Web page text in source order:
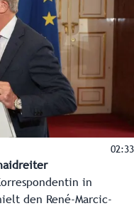
02:33
in
den René-Marcic-